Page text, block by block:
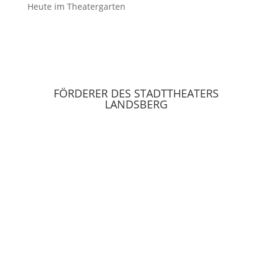
Heute im Theatergarten
FÖRDERER DES STADTTHEATERS
LANDSBERG